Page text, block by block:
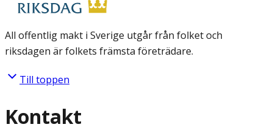
All offentlig makt i Sverige utgår från folket och
riksdagen är folkets främsta företrädare.
Till toppen
Kontakt